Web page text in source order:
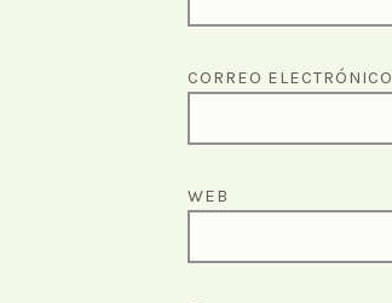
CORREO ELECTRÓNICO
WEB